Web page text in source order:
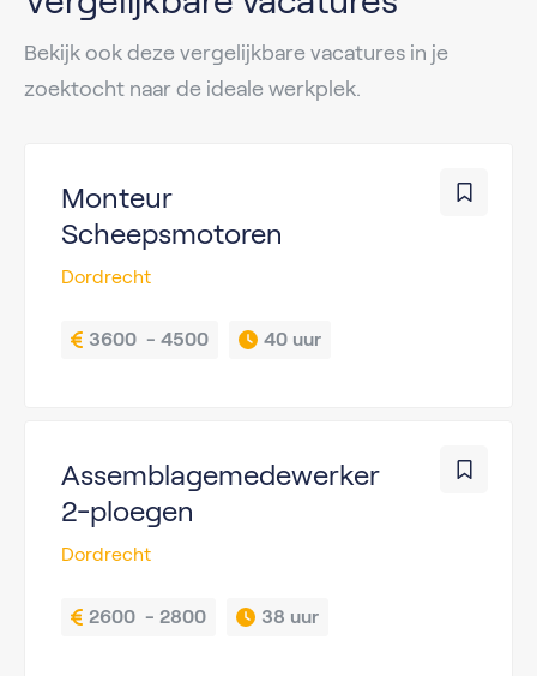
Bekijk ook deze vergelijkbare vacatures in je
zoektocht naar de ideale werkplek.
Monteur
Scheepsmotoren
Dordrecht
3600  - 4500 40 uur
Assemblagemedewerker
2-ploegen
Dordrecht
2600  - 2800 38 uur